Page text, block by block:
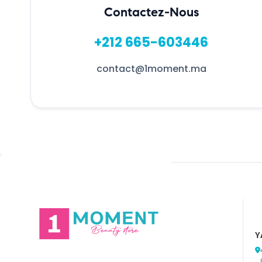
Contactez-Nous
+212 665-603446
contact@1moment.ma